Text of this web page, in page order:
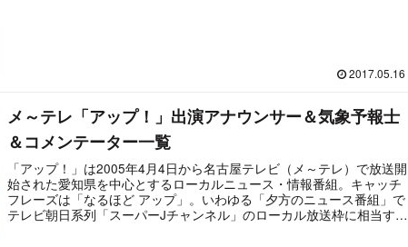
いた。番組は2020年10月2日に最終回を迎え、約25年に渡る番組の歴
真美アナが2020年9月下旬に結婚したことを報告している。
2017.05.16
メ～テレ「アップ！」出演アナウンサー＆気象予報士
＆コメンテーター一覧
「アップ！」は2005年4月4日から名古屋テレビ（メ～テレ）で放送開
始された愛知県を中心とするローカルニュース・情報番組。キャッチ
フレーズは「なるほど アップ」。いわゆる「夕方のニュース番組」で
テレビ朝日系列「スーパーJチャンネル」のローカル放送枠に相当する